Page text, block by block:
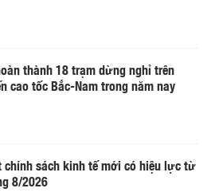
thành 18 trạm dừng nghỉ trên
cao tốc Bắc-Nam trong năm nay
chính sách kinh tế mới có hiệu lực từ
8/2026